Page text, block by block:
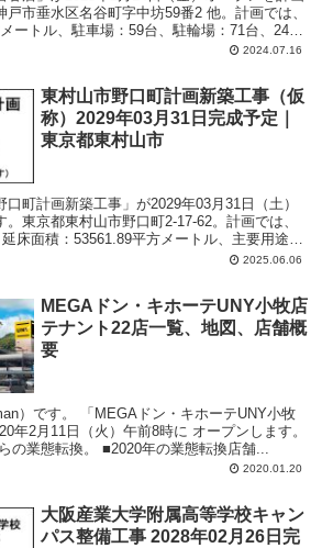
戸市垂水区名谷町字中坊59番2 他。計画では、
ートル、駐車場：59台、駐輪場：71台、24時
2024.07.16
東村山市野口町計画新築工事（仮
称）2029年03月31日完成予定｜
東京都東村山市
口町計画新築工事」が2029年03月31日（土）
東京都東村山市野口町2-17-62。計画では、
床面積：53561.89平方メートル、主要用途：
2025.06.06
MEGAドン・キホーテUNY小牧店
テナント22店一覧、地図、店舗概
要
・キホーテUNY小牧
年2月11日（火）午前8時に オープンします。
「アピタ小牧店」 からの業態転換。 ■2020年の業態転換店舗...
2020.01.20
大阪産業大学附属高等学校キャン
パス整備工事 2028年02月26日完